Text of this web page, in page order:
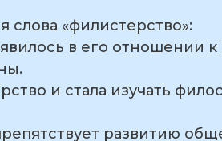
«филистерство»:
в его отношении
и стала изучать
развитию